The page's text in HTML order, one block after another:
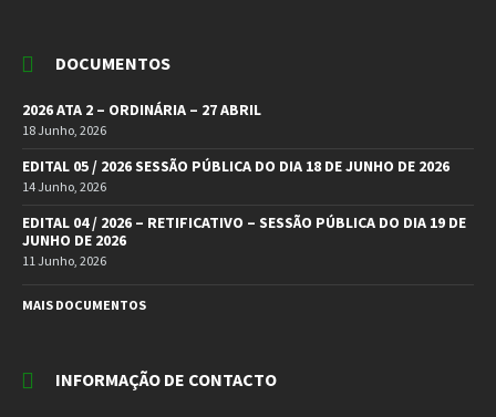
DOCUMENTOS
2026 ATA 2 – ORDINÁRIA – 27 ABRIL
18 Junho, 2026
EDITAL 05 / 2026 SESSÃO PÚBLICA DO DIA 18 DE JUNHO DE 2026
14 Junho, 2026
EDITAL 04 / 2026 – RETIFICATIVO – SESSÃO PÚBLICA DO DIA 19 DE
JUNHO DE 2026
11 Junho, 2026
MAIS DOCUMENTOS
INFORMAÇÃO DE CONTACTO